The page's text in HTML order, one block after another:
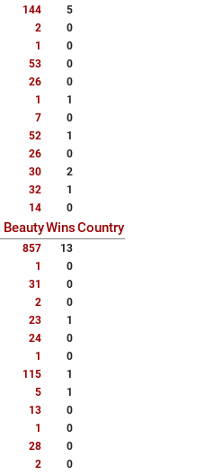
144
5
2
0
1
0
53
0
26
0
1
1
7
0
52
1
26
0
30
2
32
1
14 0
BeautyWinsCountry
857
13
1
0
31
0
2
0
23
1
24
0
1
0
115
1
5
1
13
0
1
0
28
0
2
0